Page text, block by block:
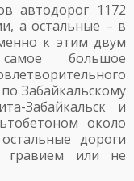
автодорог 1172
а остальные – в
к этим двум
самое большое
Забайкальскому
Забайкальск и
около
дороги
гравием или не